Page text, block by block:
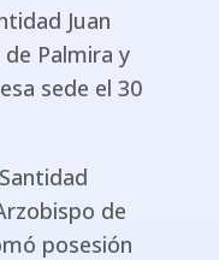
Juan
Palmira y
sede el 30
de
posesión